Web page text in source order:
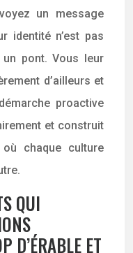
un message
identité n’est pas
pont. Vous leur
d’ailleurs et
proactive
et construit
chaque culture
QUI
D’ÉRABLE ET